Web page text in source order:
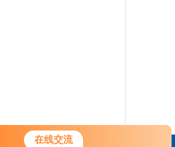
在线交流